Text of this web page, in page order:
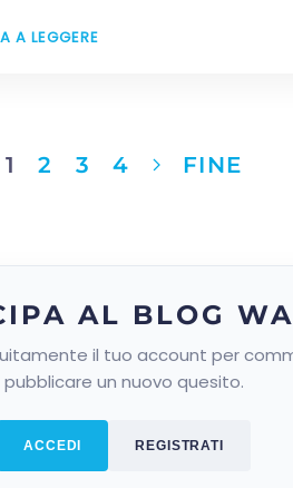
A LEGGERE
1 2 3 4 FINE
AL BLOG
il tuo account per
pubblicare un nuovo quesito.
ACCEDI REGISTRATI